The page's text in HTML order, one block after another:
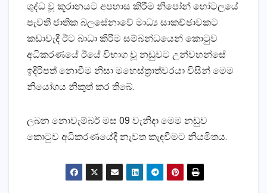
ශුද්ධ වූ කූරානයට අපහාස කිරීම නිපෝන් හෝටලයේ
පැවති ජාතික බලසේනාවේ මාධ්‍ය සාකච්ඡාවකට
කඩාවැදී ඊට බාධා කිරීම සම්බන්ධයෙන් කොටුව
අධිකරණයේ ඊයේ විභාග වූ නඩුවට උන්වහන්සේ
ඉදිරිපත් නොවීම නිසා මහෙස්‌ත්‍රාත්වරයා විසින් මෙම
නියෝගය නිකුත් කර තිබේ.
ලබන නොවැම්බර් මස 09 වැනිදා මෙම නඩුව
කොටුව අධිකරණයේදී නැවත කැඳවීමට නියමිතය.